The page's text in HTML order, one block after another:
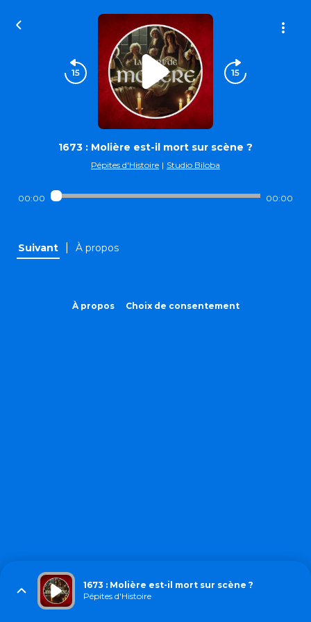
1673 : Molière est-il mort sur scène ?
Pépites d'Histoire | Studio Biloba
00:00 00:00
Suivant À propos
À propos Choix de consentement
1673 : Molière est-il mort sur scène ?
Pépites d'Histoire